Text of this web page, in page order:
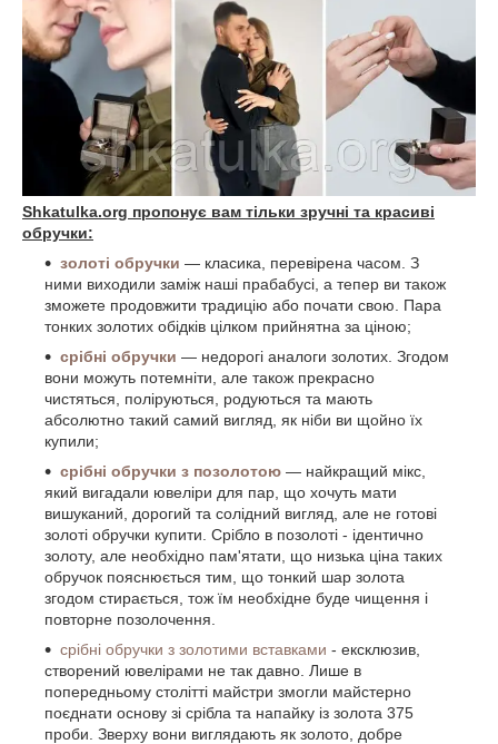
Shkatulka.org пропонує вам тільки зручні та красиві
обручки:
золоті обручки — класика, перевірена часом. З
ними виходили заміж наші прабабусі, а тепер ви також
зможете продовжити традицію або почати свою. Пара
тонких золотих обідків цілком прийнятна за ціною;
срібні обручки — недорогі аналоги золотих. Згодом
вони можуть потемніти, але також прекрасно
чистяться, поліруються, родуються та мають
абсолютно такий самий вигляд, як ніби ви щойно їх
купили;
срібні обручки з позолотою — найкращий мікс,
який вигадали ювеліри для пар, що хочуть мати
вишуканий, дорогий та солідний вигляд, але не готові
золоті обручки купити. Срібло в позолоті - ідентично
золоту, але необхідно пам'ятати, що низька ціна таких
обручок пояснюється тим, що тонкий шар золота
згодом стирається, тож їм необхідне буде чищення і
повторне позолочення.
срібні обручки з золотими вставками - ексклюзив,
створений ювелірами не так давно. Лише в
попередньому столітті майстри змогли майстерно
поєднати основу зі срібла та напайку із золота 375
проби. Зверху вони виглядають як золото, добре